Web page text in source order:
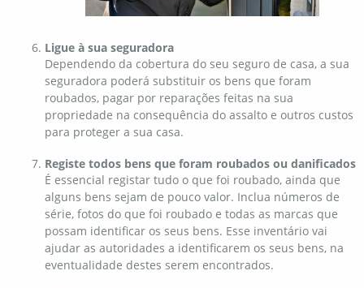
Ligue à sua seguradora
Dependendo da cobertura do seu seguro de casa, a sua
seguradora poderá substituir os bens que foram
roubados, pagar por reparações feitas na sua
propriedade na consequência do assalto e outros custos
para proteger a sua casa.
Registe todos bens que foram roubados ou danificados
É essencial registar tudo o que foi roubado, ainda que
alguns bens sejam de pouco valor. Inclua números de
série, fotos do que foi roubado e todas as marcas que
possam identificar os seus bens. Esse inventário vai
ajudar as autoridades a identificarem os seus bens, na
eventualidade destes serem encontrados.